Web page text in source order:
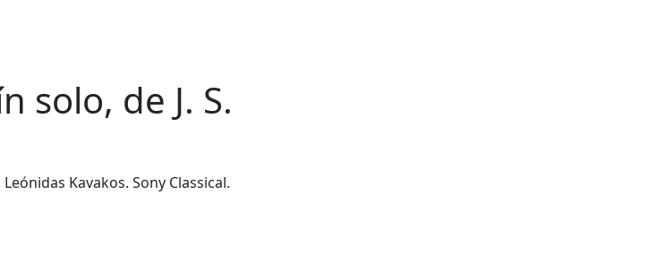
solo, de J. S.
Kavakos. Sony Classical.